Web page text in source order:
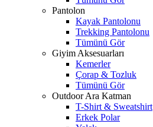
Pantolon
Kayak Pantolonu
Trekking Pantolonu
Tümünü Gör
Giyim Aksesuarları
Kemerler
Çorap & Tozluk
Tümünü Gör
Outdoor Ara Katman
T-Shirt & Sweatshirt
Erkek Polar